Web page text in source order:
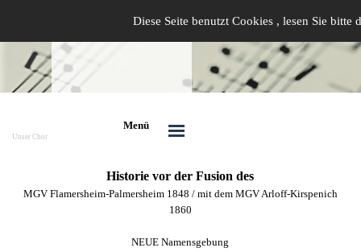
Diese Seite benutzt Cookies , lesen Sie bitte
Menü
Unser Chor
Historie vor der Fusion des
MGV Flamersheim-Palmersheim 1848 / mit dem MGV Arloff-Kirspenich
1860
NEUE Namensgebung